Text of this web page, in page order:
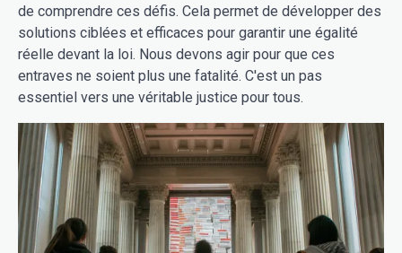
de comprendre ces défis. Cela permet de développer des
solutions ciblées et efficaces pour garantir une égalité
réelle devant la loi. Nous devons agir pour que ces
entraves ne soient plus une fatalité. C'est un pas
essentiel vers une véritable justice pour tous.